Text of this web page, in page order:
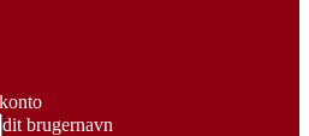
dit brugernavn